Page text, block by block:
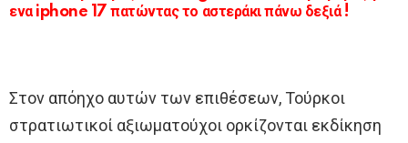
ενα iphone 17 πατώντας το αστεράκι πάνω δεξιά !
Στον απόηχο αυτών των επιθέσεων, Τούρκοι
στρατιωτικοί αξιωματούχοι ορκίζονται εκδίκηση